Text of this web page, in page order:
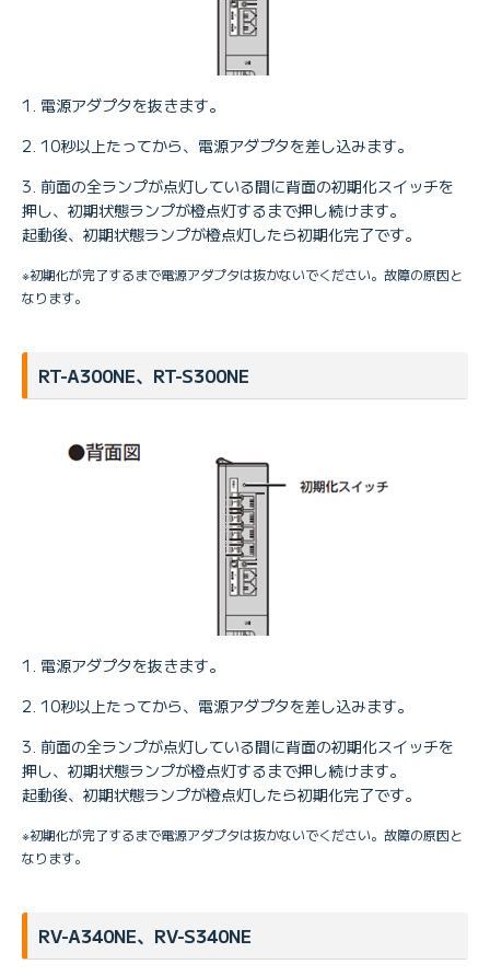
電源アダプタを抜きます。
10秒以上たってから、電源アダプタを差し込みます。
前面の全ランプが点灯している間に背面の初期化スイッチを
押し、初期状態ランプが橙点灯するまで押し続けます。
起動後、初期状態ランプが橙点灯したら初期化完了です。
※初期化が完了するまで電源アダプタは抜かないでください。故障の原因と
なります。
RT-A300NE、RT-S300NE
電源アダプタを抜きます。
10秒以上たってから、電源アダプタを差し込みます。
前面の全ランプが点灯している間に背面の初期化スイッチを
押し、初期状態ランプが橙点灯するまで押し続けます。
起動後、初期状態ランプが橙点灯したら初期化完了です。
※初期化が完了するまで電源アダプタは抜かないでください。故障の原因と
なります。
RV-A340NE、RV-S340NE